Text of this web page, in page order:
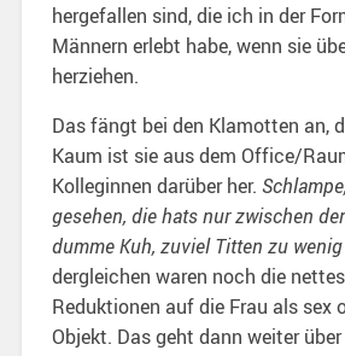
hergefallen sind, die ich in der
Männern erlebt habe, wenn sie
herziehen.
Das fängt bei den Klamotten an,
Kaum ist sie aus dem Office/
Kolleginnen darüber her.
gesehen, die hats nur zwischen
dumme Kuh, zuviel Titten zu
dergleichen waren noch die
Reduktionen auf die Frau als sex
Objekt. Das geht dann weiter